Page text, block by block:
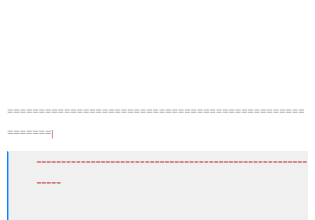
===============================================
=======
=======================================================
=====